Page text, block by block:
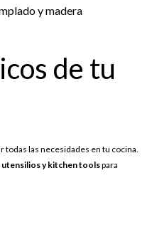
y madera
de tu
todas las necesidades en tu cocina.
utensilios y kitchen toolspara